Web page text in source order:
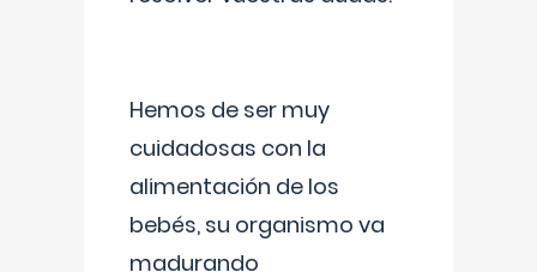
Hemos de ser muy
cuidadosas con la
alimentación de los
bebés, su organismo va
madurando